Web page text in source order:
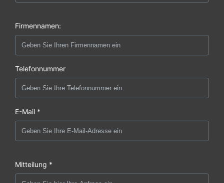
Firmennamen:
Telefonnummer
E-Mail *
Mitteilung *